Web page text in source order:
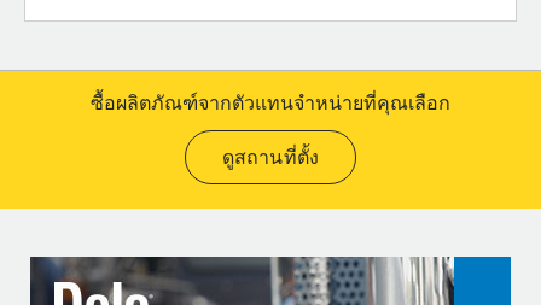
ซื้อผลิตภัณฑ์จากตัวแทนจำหน่ายที่คุณเลือก
ดูสถานที่ตั้ง